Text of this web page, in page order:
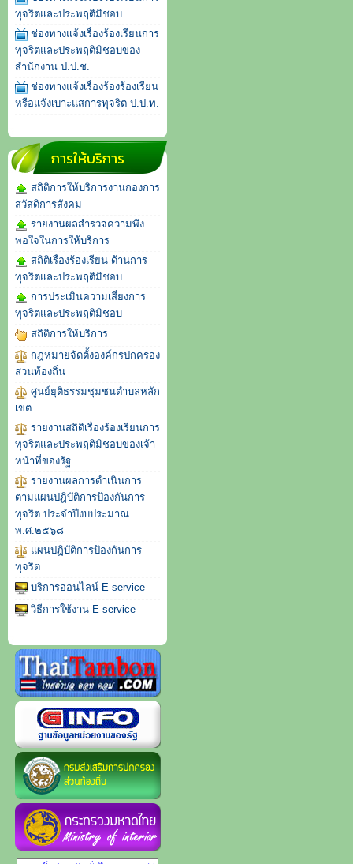
ทุจริตและประพฤติมิชอบ
ช่องทางแจ้งเรื่องร้องเรียนการ
ทุจริตและประพฤติมิชอบของ
สำนักงาน ป.ป.ช.
ช่องทางแจ้งเรื่องร้องร้องเรียน
หรือแจ้งเบาะแสการทุจริต ป.ป.ท.
การให้บริการ
สถิติการให้บริการงานกองการ
สวัสดิการสังคม
รายงานผลสำรวจความพึง
พอใจในการให้บริการ
สถิติเรื่องร้องเรียน ด้านการ
ทุจริตและประพฤติมิชอบ
การประเมินความเสี่ยงการ
ทุจริตและประพฤติมิชอบ
สถิติการให้บริการ
กฎหมายจัดตั้งองค์กรปกครอง
ส่วนท้องถิ่น
ศูนย์ยุติธรรมชุมชนตำบลหลัก
เขต
รายงานสถิติเรื่องร้องเรียนการ
ทุจริตและประพฤติมิชอบของเจ้า
หน้าที่ของรัฐ
รายงานผลการดำเนินการ
ตามแผนปฎิบัติการป้องกันการ
ทุจริต ประจำปีงบประมาณ
พ.ศ.๒๕๖๘
แผนปฏิบัติการป้องกันการ
ทุจริต
บริการออนไลน์ E-service
วิธีการใช้งาน E-service